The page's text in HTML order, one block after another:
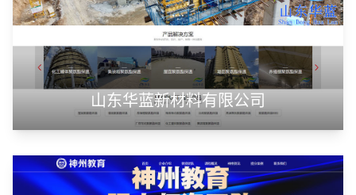
山东华蓝新材料有限公司